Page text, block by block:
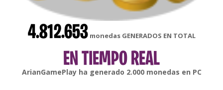
4.812.653 monedas GENERADOS EN TOTAL
EN TIEMPO REAL
gonsabellaha generado6.000monedas enAndroid